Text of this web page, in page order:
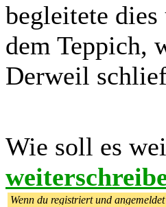
begleitete
dem Teppich,
Derweil
Wie soll es
Wenn du registriert und